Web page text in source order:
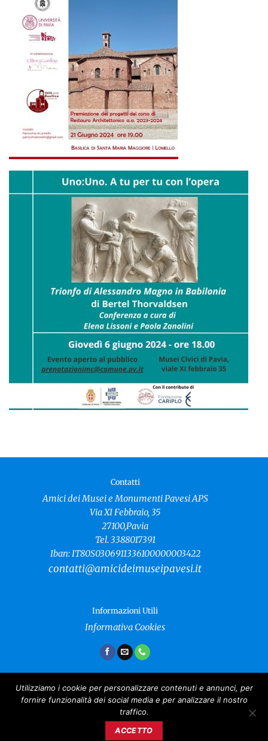
Contatti
Amici dei Musei e Monumenti Pavesi APS
Via XI Febbraio, 35
27100,Pavia
Tel. 3388017391
Iban: IT80S0306911336100000003422
contatti@amicideimuseipavesi.it
Informazioni Utili
Informativa Cookies
Amici dei Musei e Monumenti Pavesi
CF: 96021040181
Utilizziamo i cookie per personalizzare contenuti e annunci, per
fornire funzionalità dei social media e per analizzare il nostro
traffico.
ACCETTO